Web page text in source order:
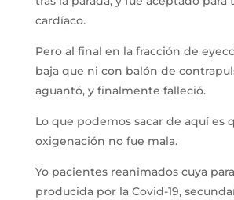
cardíaco.
Pero al final en la fracción de
baja que ni con balón de
aguantó, y finalmente falleció.
Lo que podemos sacar de aquí es
oxigenación no fue mala.
Yo pacientes reanimados cuya
producida por la Covid-19,